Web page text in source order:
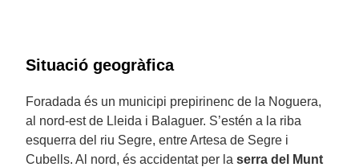
Situació geogràfica
Foradada és un municipi prepirinenc de la Noguera,
al nord-est de Lleida i Balaguer. S’estén a la riba
esquerra del riu Segre, entre Artesa de Segre i
Cubells. Al nord, és accidentat per la serra del Munt